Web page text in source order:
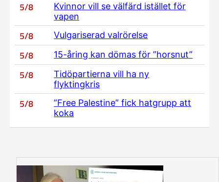
5/8
Kvinnor vill se välfärd istället för
vapen
5/8 Vulgariserad valrörelse
5/8 15-åring kan dömas för ”horsnut”
5/8
Tidöpartierna vill ha ny
flyktingkris
5/8
”Free Palestine” fick hatgrupp att
koka